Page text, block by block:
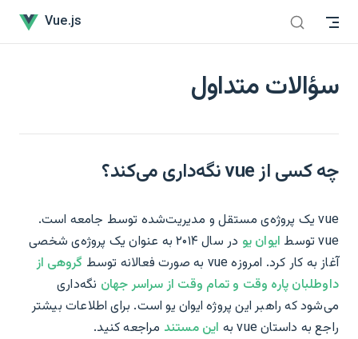
Skip to content
Vue.js
سؤالات متداول
چه کسی از vue نگه‌داری می‌کند؟
vue یک پروژه‌ی مستقل و مدیریت‌شده توسط جامعه است.
vue توسط
ایوان یو
در سال ۲۰۱۴ به عنوان یک پروژه‌ی شخصی
آغاز به کار کرد. امروزه vue به صورت فعالانه توسط
گروهی از
داوطلبان پاره وقت و تمام وقت از سراسر جهان نگه‌داری
می‌شود که راهبر این پروژه ایوان یو است. برای اطلاعات بیشتر
راجع به داستان vue به
این مستند مراجعه کنید.